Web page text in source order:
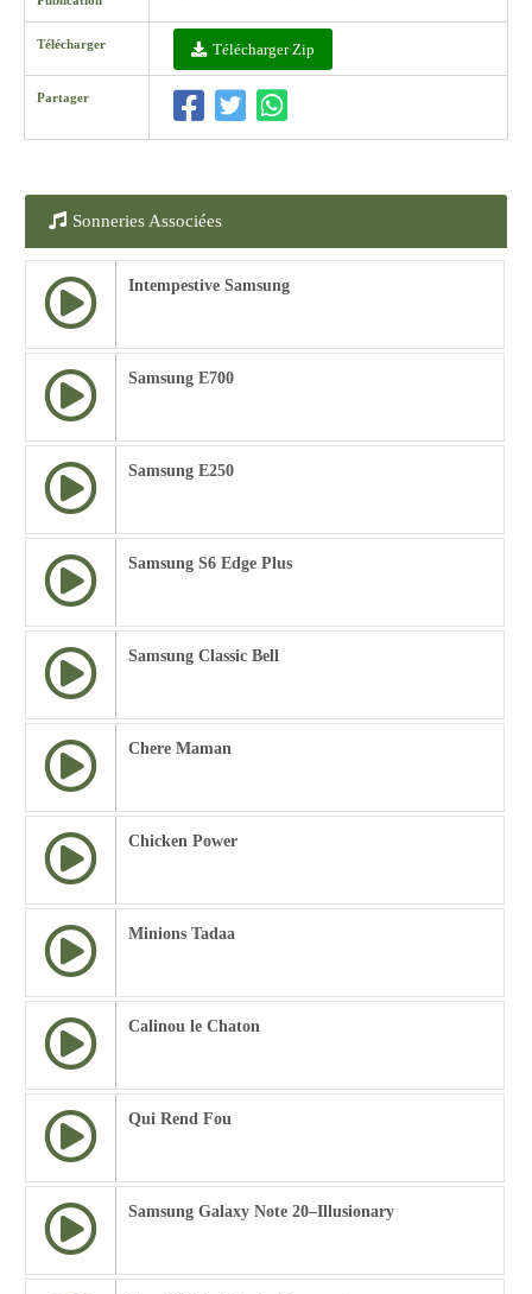
Télécharger Télécharger Zip
Partager
Sonneries Associées
Intempestive Samsung
Samsung E700
Samsung E250
Samsung S6 Edge Plus
Samsung Classic Bell
Chere Maman
Chicken Power
Minions Tadaa
Calinou le Chaton
Qui Rend Fou
Samsung Galaxy Note 20–Illusionary